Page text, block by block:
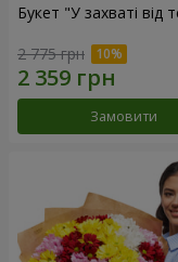
Букет "У захваті від
2 775 грн
Замовити